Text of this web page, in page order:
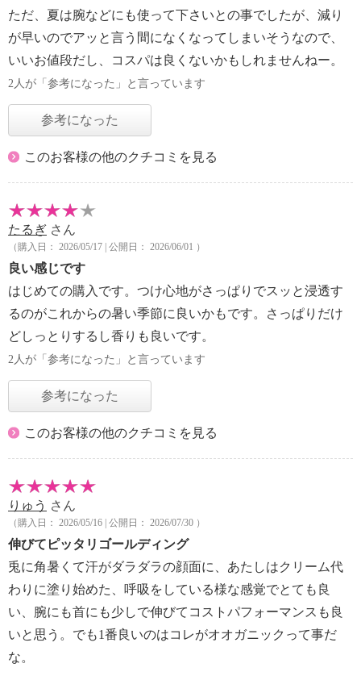
ただ、夏は腕などにも使って下さいとの事でしたが、減り
が早いのでアッと言う間になくなってしまいそうなので、
いいお値段だし、コスパは良くないかもしれませんねー。
2人が「参考になった」と言っています
参考になった
このお客様の他のクチコミを見る
たるぎ さん
（購入日： 2026/05/17 | 公開日： 2026/06/01 ）
良い感じです
はじめての購入です。つけ心地がさっぱりでスッと浸透す
るのがこれからの暑い季節に良いかもです。さっぱりだけ
どしっとりするし香りも良いです。
2人が「参考になった」と言っています
参考になった
このお客様の他のクチコミを見る
りゅう さん
（購入日： 2026/05/16 | 公開日： 2026/07/30 ）
伸びてピッタリゴールディング
兎に角暑くて汗がダラダラの顔面に、あたしはクリーム代
わりに塗り始めた、呼吸をしている様な感覚でとても良
い、腕にも首にも少しで伸びてコストパフォーマンスも良
いと思う。でも1番良いのはコレがオオガニックって事だ
な。